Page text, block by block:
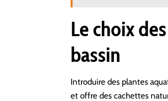
Le choix
bassin
Introduire des plantes
et offre des cachettes